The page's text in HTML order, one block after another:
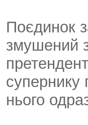
Поєдинок
змушений
супернику
нього